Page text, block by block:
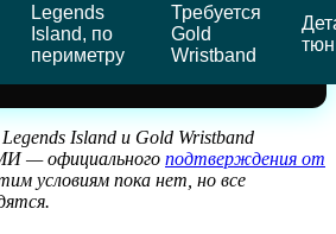
Legends
Island, по
периметру
Требуется
Gold
Wristband
Island и Gold Wristband
— официального подтверждения от
условиям пока нет, но все